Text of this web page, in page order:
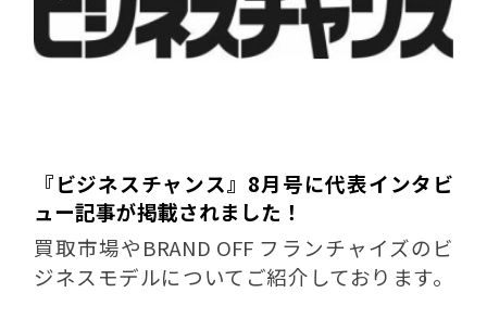
『ビジネスチャンス』8月号に代表インタビ
ュー記事が掲載されました！
買取市場やBRAND OFF フランチャイズのビ
ジネスモデルについてご紹介しております。